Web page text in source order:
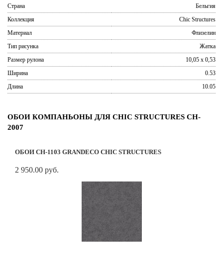
Страна
Бельгия
Коллекция
Chic Structures
Материал
Флизелин
Тип рисунка
Жатка
Размер рулона
10,05 x 0,53
Ширина
0.53
Длина
10.05
ОБОИ КОМПАНЬОНЫ ДЛЯ CHIC STRUCTURES CH-
2007
ОБОИ CH-1103 GRANDECO CHIC STRUCTURES
2 950.00 руб.